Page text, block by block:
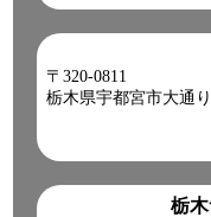
〒320-0811
栃木県宇都宮市大通
栃